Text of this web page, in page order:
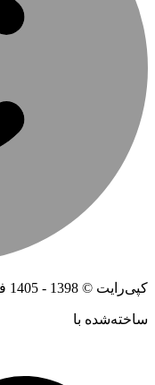
کپی‌رایت © 1398 - 1405 فروشگاه راکولو،همه حقوق محفوظ است.
ساخته‌شده ‌با